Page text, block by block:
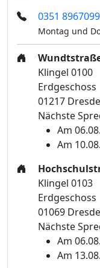
0351
Montag und
Klingel 0100
Erdgeschoss
01217
Nächste
Am
Am
Klingel 0103
Erdgeschoss
01069
Nächste
Am
Am